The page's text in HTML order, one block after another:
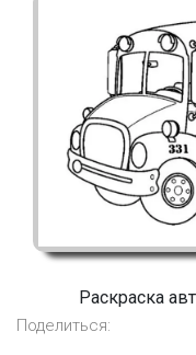
Раскраска
Поделиться: